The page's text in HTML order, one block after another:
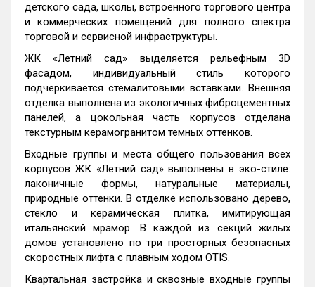
детского сада, школы, встроенного торгового центра
и коммерческих помещений для полного спектра
торговой и сервисной инфраструктуры.
ЖК «Летний сад» выделяется рельефным 3D
фасадом, индивидуальный стиль которого
подчеркивается стемалитовыми вставками. Внешняя
отделка выполнена из экологичных фиброцементных
панелей, а цокольная часть корпусов отделана
текстурным керамогранитом темных оттенков.
Входные группы и места общего пользования всех
корпусов ЖК «Летний сад» выполнены в эко-стиле:
лаконичные формы, натуральные материалы,
природные оттенки. В отделке использовано дерево,
стекло и керамическая плитка, имитирующая
итальянский мрамор. В каждой из секций жилых
домов установлено по три просторных безопасных
скоростных лифта с плавным ходом OTIS.
Квартальная застройка и сквозные входные группы